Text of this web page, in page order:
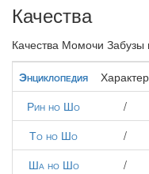
Качества
Качества Момочи
Энциклопедия Характер
Рин но Шо
/
То но Шо
/
Ша но Шо
/